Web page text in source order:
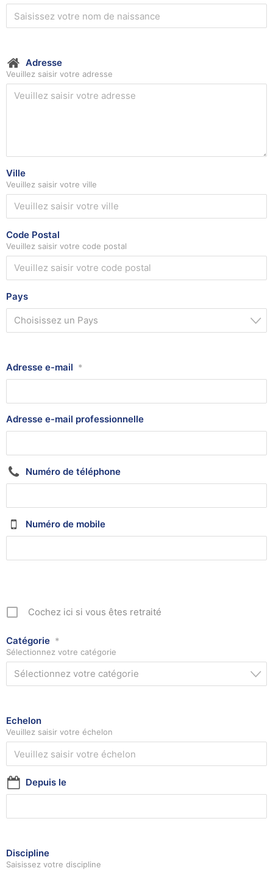
Adresse
Veuillez saisir votre adresse
Ville
Veuillez saisir votre ville
Code Postal
Veuillez saisir votre code postal
Pays
Choisissez un Pays
Adresse e-mail *
Adresse e-mail professionnelle
Numéro de téléphone
Numéro de mobile
Cochez ici si vous êtes retraité
Catégorie *
Sélectionnez votre catégorie
Sélectionnez votre catégorie
Echelon
Veuillez saisir votre échelon
Depuis le
Discipline
Saisissez votre discipline